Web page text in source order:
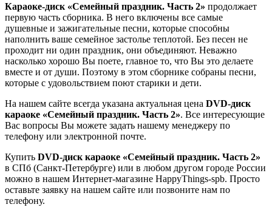
Караоке-диск «Семейный праздник. Часть 2» продолжает
первую часть сборника. В него включены все самые
душевные и зажигательные песни, которые способны
наполнить ваше семейное застолье теплотой. Без песен не
проходит ни один праздник, они объединяют. Неважно
насколько хорошо Вы поете, главное то, что Вы это делаете
вместе и от души. Поэтому в этом сборнике собраны песни,
которые с удовольствием поют старики и дети.
На нашем сайте всегда указана актуальная цена DVD-диск
караоке «Семейный праздник. Часть 2». Все интересующие
Вас вопросы Вы можете задать нашему менеджеру по
телефону или электронной почте.
Купить DVD-диск караоке «Семейный праздник. Часть 2»
в СПб (Санкт-Петербурге) или в любом другом городе России
можно в нашем Интернет-магазине HappyThings-spb. Просто
оставьте заявку на нашем сайте или позвоните нам по
телефону.